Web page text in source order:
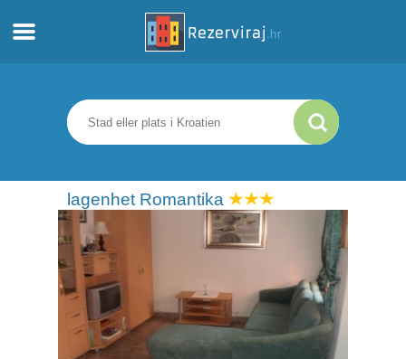
Lägenheter
Turistinformation
Stränder
webcams
Möt Kroatien
lagenhet Romantika